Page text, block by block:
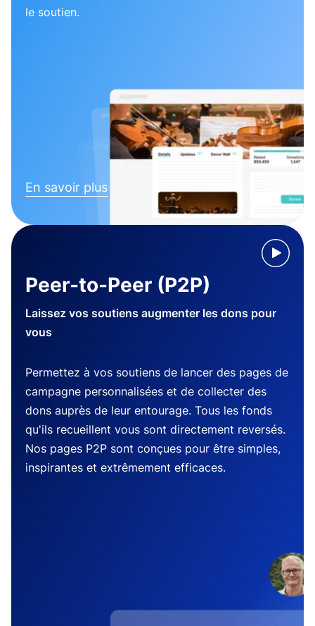
le soutien.
En savoir plus
Peer-to-Peer (P2P)
Laissez vos soutiens augmenter les dons pour
vous
Permettez à vos soutiens de lancer des pages de
campagne personnalisées et de collecter des
dons auprès de leur entourage. Tous les fonds
qu'ils recueillent vous sont directement reversés.
Nos pages P2P sont conçues pour être simples,
inspirantes et extrêmement efficaces.